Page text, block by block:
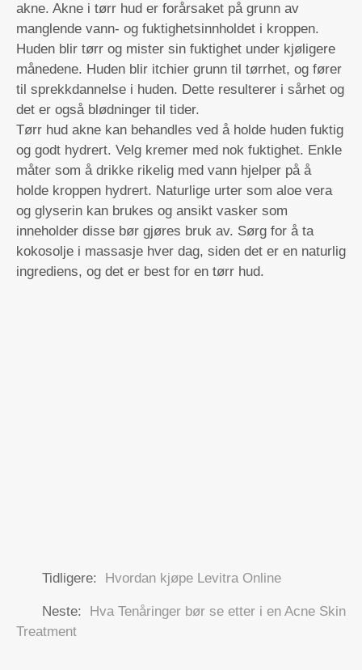
akne. Akne i tørr hud er forårsaket på grunn av
manglende vann- og fuktighetsinnholdet i kroppen.
Huden blir tørr og mister sin fuktighet under kjøligere
månedene. Huden blir itchier grunn til tørrhet, og fører
til sprekkdannelse i huden. Dette resulterer i sårhet og
det er også blødninger til tider.
Tørr hud akne kan behandles ved å holde huden fuktig
og godt hydrert. Velg kremer med nok fuktighet. Enkle
måter som å drikke rikelig med vann hjelper på å
holde kroppen hydrert. Naturlige urter som aloe vera
og glyserin kan brukes og ansikt vasker som
inneholder disse bør gjøres bruk av. Sørg for å ta
kokosolje i massasje hver dag, siden det er en naturlig
ingrediens, og det er best for en tørr hud.
Tidligere: Hvordan kjøpe Levitra Online
Neste:
Hva Tenåringer bør se etter i en Acne Skin
Treatment